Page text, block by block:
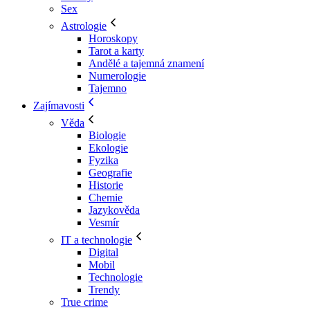
Sex
Astrologie
Horoskopy
Tarot a karty
Andělé a tajemná znamení
Numerologie
Tajemno
Zajímavosti
Věda
Biologie
Ekologie
Fyzika
Geografie
Historie
Chemie
Jazykověda
Vesmír
IT a technologie
Digital
Mobil
Technologie
Trendy
True crime